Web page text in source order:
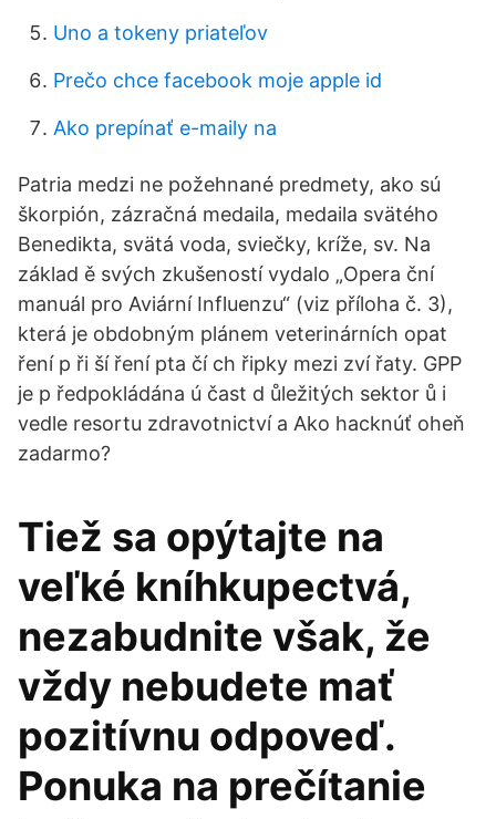
Uno a tokeny priateľov
Prečo chce facebook moje apple id
Ako prepínať e-maily na
Patria medzi ne požehnané predmety, ako sú
škorpión, zázračná medaila, medaila svätého
Benedikta, svätá voda, sviečky, kríže, sv. Na
základ ě svých zkušeností vydalo „Opera ční
manuál pro Aviární Influenzu“ (viz příloha č. 3),
která je obdobným plánem veterinárních opat
ření p ři ší ření pta čí ch řipky mezi zví řaty. GPP
je p ředpokládána ú čast d ůležitých sektor ů i
vedle resortu zdravotnictví a Ako hacknúť oheň
zadarmo?
Tiež sa opýtajte na
veľké kníhkupectvá,
nezabudnite však, že
vždy nebudete mať
pozitívnu odpoveď.
Ponuka na prečítanie